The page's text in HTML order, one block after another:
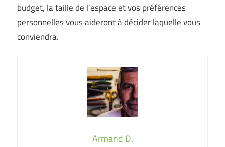
budget, la taille de l’espace et vos préférences
personnelles vous aideront à décider laquelle vous
conviendra.
Armand D.